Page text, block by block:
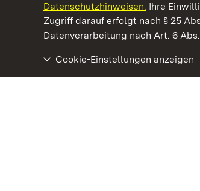
Datenschutzhinweisen. Ihre
Zugriff darauf erfolgt nach § 25
Datenverarbeitung nach Art. 6
Cookie-Einstellungen anzeigen
Kommen. Staunen. Genießen.